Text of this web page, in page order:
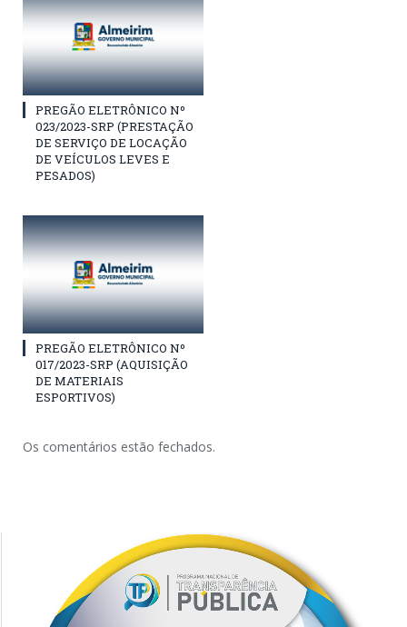
PREGÃO ELETRÔNICO Nº
023/2023-SRP (PRESTAÇÃO
DE SERVIÇO DE LOCAÇÃO
DE VEÍCULOS LEVES E
PESADOS)
PREGÃO ELETRÔNICO Nº
017/2023-SRP (AQUISIÇÃO
DE MATERIAIS
ESPORTIVOS)
Os comentários estão fechados.